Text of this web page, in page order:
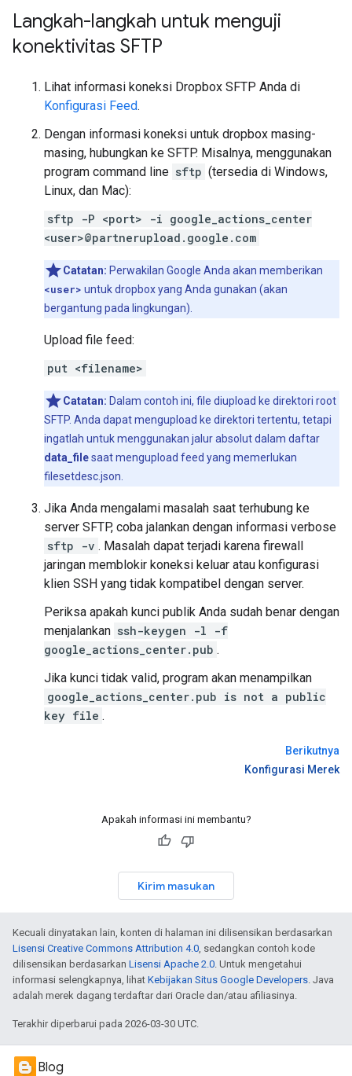
Langkah-langkah untuk menguji
konektivitas SFTP
Lihat informasi koneksi Dropbox SFTP Anda di
Konfigurasi Feed.
Dengan informasi koneksi untuk dropbox masing-
masing, hubungkan ke SFTP. Misalnya, menggunakan
program command line sftp (tersedia di Windows,
Linux, dan Mac):
sftp -P <port> -i google_actions_center
<user>@partnerupload.google.com
Catatan: Perwakilan Google Anda akan memberikan
<user> untuk dropbox yang Anda gunakan (akan
bergantung pada lingkungan).
Upload file feed:
put <filename>
Catatan: Dalam contoh ini, file diupload ke direktori root
SFTP. Anda dapat mengupload ke direktori tertentu, tetapi
ingatlah untuk menggunakan jalur absolut dalam daftar
data_filesaat mengupload feed yang memerlukan
filesetdesc.json.
Jika Anda mengalami masalah saat terhubung ke
server SFTP, coba jalankan dengan informasi verbose
sftp -v . Masalah dapat terjadi karena firewall
jaringan memblokir koneksi keluar atau konfigurasi
klien SSH yang tidak kompatibel dengan server.
Periksa apakah kunci publik Anda sudah benar dengan
menjalankan ssh-keygen -l -f
google_actions_center.pub .
Jika kunci tidak valid, program akan menampilkan
google_actions_center.pub is not a public
key file .
Berikutnya
Konfigurasi Merek
Apakah informasi ini membantu?
Kirim masukan
Kecuali dinyatakan lain, konten di halaman ini dilisensikan berdasarkan
Lisensi Creative Commons Attribution 4.0, sedangkan contoh kode
dilisensikan berdasarkan Lisensi Apache 2.0. Untuk mengetahui
informasi selengkapnya, lihat Kebijakan Situs Google Developers. Java
adalah merek dagang terdaftar dari Oracle dan/atau afiliasinya.
Terakhir diperbarui pada 2026-03-30 UTC.
Blog